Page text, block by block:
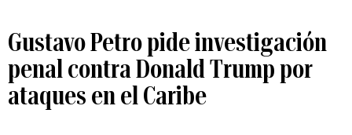
Gustavo Petro pide investigación
penal contra Donald Trump por
ataques en el Caribe